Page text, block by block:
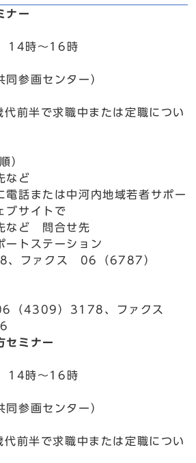
ナー
14時～16時
同参画センター）
前半で求職中または定職につい
）
など
電話または中河内地域若者サポー
ブサイトで
など 問合せ先
ートステーション
ファクス 06（6787）
（4309）3178、ファクス
セミナー
14時～16時
同参画センター）
前半で求職中または定職につい